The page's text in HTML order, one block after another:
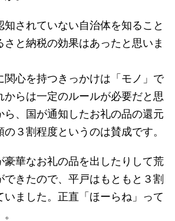
知されていない自治体を知ること
さと納税の効果はあったと思いま
心を持つきっかけは「モノ」で
からは一定のルールが必要だと思
ら、国が通知したお礼の品の還元
３割程度というのは賛成です。
華なお礼の品を出したりして荒
できたので、平戸はもともと３割
いました。正直「ほーらね」って